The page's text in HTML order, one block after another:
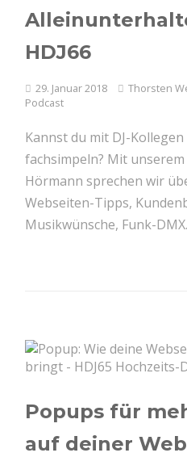
HDJ66
29. Januar 2018 Thorsten
Podcast
Kannst du mit DJ-
fachsimpeln? Mit unserem
Hörmann sprechen wir
Webseiten-Tipps,
Musikwünsche, Funk-
Popups für
auf deiner